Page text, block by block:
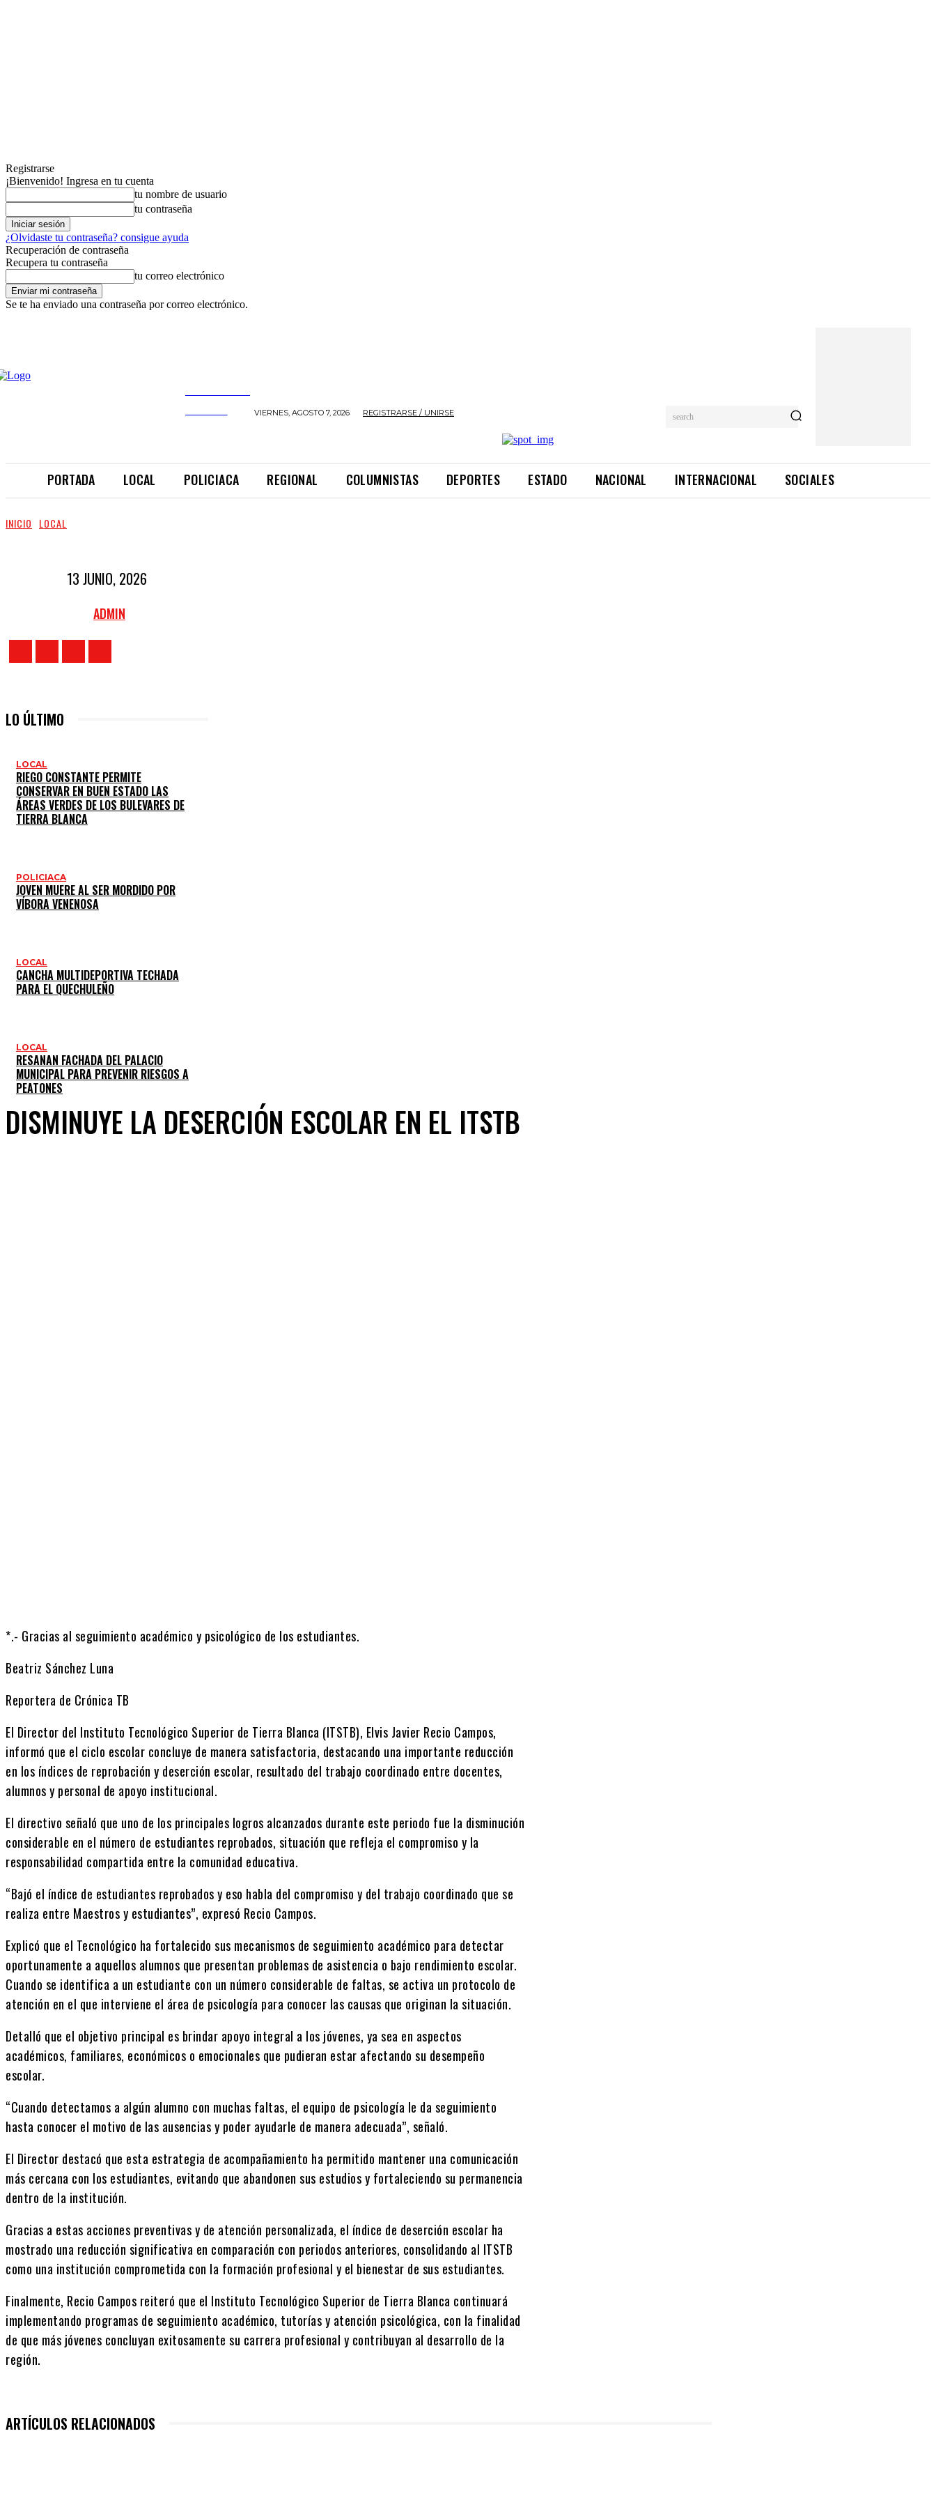
Registrarse
¡Bienvenido! Ingresa en tu cuenta
tu nombre de usuario
tu contraseña
¿Olvidaste tu contraseña? consigue ayuda
Recuperación de contraseña
Recupera tu contraseña
tu correo electrónico
Se te ha enviado una contraseña por correo electrónico.
VIERNES, AGOSTO 7, 2026 REGISTRARSE / UNIRSE search
PORTADA LOCAL POLICIACA REGIONAL COLUMNISTAS DEPORTES ESTADO NACIONAL INTERNACIONAL SOCIALES
INICIO LOCAL
13 JUNIO, 2026
ADMIN
LO ÚLTIMO
LOCAL
RIEGO CONSTANTE PERMITE
CONSERVAR EN BUEN ESTADO LAS
ÁREAS VERDES DE LOS BULEVARES DE
TIERRA BLANCA
POLICIACA
JOVEN MUERE AL SER MORDIDO POR
VÍBORA VENENOSA
LOCAL
CANCHA MULTIDEPORTIVA TECHADA
PARA EL QUECHULEÑO
LOCAL
RESANAN FACHADA DEL PALACIO
MUNICIPAL PARA PREVENIR RIESGOS A
PEATONES
DISMINUYE LA DESERCIÓN ESCOLAR EN EL ITSTB
*.- Gracias al seguimiento académico y psicológico de los estudiantes.
Beatriz Sánchez Luna
Reportera de Crónica TB
El Director del Instituto Tecnológico Superior de Tierra Blanca (ITSTB), Elvis Javier Recio Campos,
informó que el ciclo escolar concluye de manera satisfactoria, destacando una importante reducción
en los índices de reprobación y deserción escolar, resultado del trabajo coordinado entre docentes,
alumnos y personal de apoyo institucional.
El directivo señaló que uno de los principales logros alcanzados durante este periodo fue la disminución
considerable en el número de estudiantes reprobados, situación que refleja el compromiso y la
responsabilidad compartida entre la comunidad educativa.
“Bajó el índice de estudiantes reprobados y eso habla del compromiso y del trabajo coordinado que se
realiza entre Maestros y estudiantes”, expresó Recio Campos.
Explicó que el Tecnológico ha fortalecido sus mecanismos de seguimiento académico para detectar
oportunamente a aquellos alumnos que presentan problemas de asistencia o bajo rendimiento escolar.
Cuando se identifica a un estudiante con un número considerable de faltas, se activa un protocolo de
atención en el que interviene el área de psicología para conocer las causas que originan la situación.
Detalló que el objetivo principal es brindar apoyo integral a los jóvenes, ya sea en aspectos
académicos, familiares, económicos o emocionales que pudieran estar afectando su desempeño
escolar.
“Cuando detectamos a algún alumno con muchas faltas, el equipo de psicología le da seguimiento
hasta conocer el motivo de las ausencias y poder ayudarle de manera adecuada”, señaló.
El Director destacó que esta estrategia de acompañamiento ha permitido mantener una comunicación
más cercana con los estudiantes, evitando que abandonen sus estudios y fortaleciendo su permanencia
dentro de la institución.
Gracias a estas acciones preventivas y de atención personalizada, el índice de deserción escolar ha
mostrado una reducción significativa en comparación con periodos anteriores, consolidando al ITSTB
como una institución comprometida con la formación profesional y el bienestar de sus estudiantes.
Finalmente, Recio Campos reiteró que el Instituto Tecnológico Superior de Tierra Blanca continuará
implementando programas de seguimiento académico, tutorías y atención psicológica, con la finalidad
de que más jóvenes concluyan exitosamente su carrera profesional y contribuyan al desarrollo de la
región.
ARTÍCULOS RELACIONADOS